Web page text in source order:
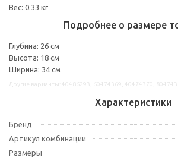
Вес: 0.33 кг
Подробнее о размере
Глубина: 26 см
Высота: 18 см
Ширина: 34 см
Характеристики
Бренд
Артикул комбинации
Размеры